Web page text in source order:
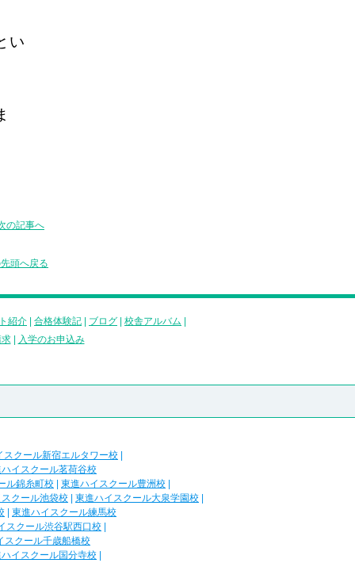
い
の記事へ
頭へ戻る
紹介 合格体験記 ブログ 校舎アルバム
|
入学のお申込み
スクール新宿エルタワー校
イスクール茗荷谷校
ル錦糸町校 東進ハイスクール豊洲校
クール池袋校 東進ハイスクール大泉学園校
東進ハイスクール練馬校
スクール渋谷駅西口校
スクール千歳船橋校
イスクール国分寺校